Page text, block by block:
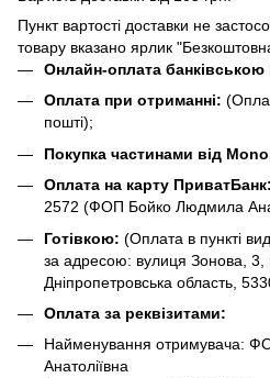
Пункт вартості доставки не
товару вказано ярлик
Онлайн-оплата банківською
Оплата при отриманні:
пошті);
Покупка частинами від
Оплата на карту ПриватБанк:
2572 (ФОП Бойко Людмила
Готівкою: (Оплата в пункті
за адресою: вулиця Зонова, 3,
Дніпропетровська область,
Оплата за реквізитами:
Найменування отримувача:
Анатоліївна